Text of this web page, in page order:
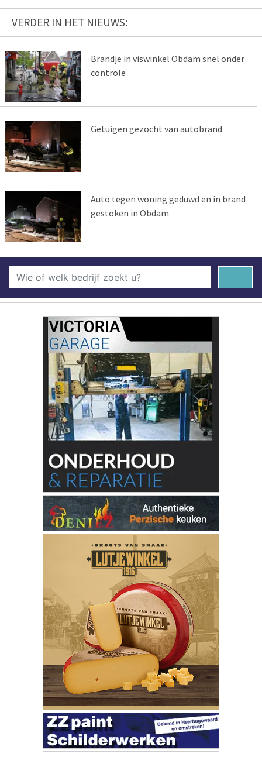
VERDER IN HET NIEUWS:
Brandje in viswinkel Obdam snel onder
controle
Getuigen gezocht van autobrand
Auto tegen woning geduwd en in brand
gestoken in Obdam